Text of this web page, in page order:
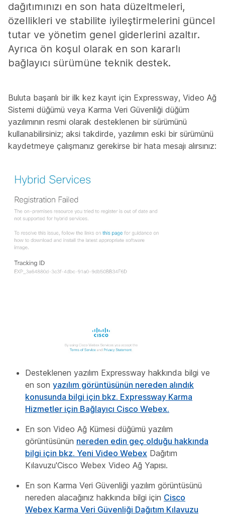
dağıtımınızı en son hata düzeltmeleri,
özellikleri ve stabilite iyileştirmelerini güncel
tutar ve yönetim genel giderlerini azaltır.
Ayrıca ön koşul olarak en son kararlı
bağlayıcı sürümüne teknik destek.
Buluta başarılı bir ilk kez kayıt için Expressway, Video Ağ
Sistemi düğümü veya Karma Veri Güvenliği düğüm
yazılımının resmi olarak desteklenen bir sürümünü
kullanabilirsiniz; aksi takdirde, yazılımın eski bir sürümünü
kaydetmeye çalışmanız gerekirse bir hata mesajı alırsınız:
Desteklenen yazılım Expressway hakkında bilgi ve
en son yazılım görüntüsünün nereden alındık
konusunda bilgi için bkz. Expressway Karma
Hizmetler için Bağlayıcı Cisco Webex.
En son Video Ağ Kümesi düğümü yazılım
görüntüsünün nereden edin geç olduğu hakkında
bilgi için bkz. Yeni Video Webex Dağıtım
Kılavuzu'Cisco Webex Video Ağ Yapısı.
En son Karma Veri Güvenliği yazılım görüntüsünü
nereden alacağınız hakkında bilgi için Cisco
Webex Karma Veri Güvenliği Dağıtım Kılavuzu